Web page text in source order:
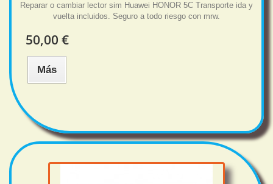
Reparar o cambiar lector sim Huawei HONOR 5C Transporte ida y
vuelta incluidos. Seguro a todo riesgo con mrw.
50,00 €
Más